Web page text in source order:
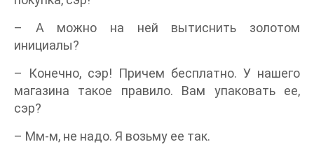
– А можно на ней вытиснить золотом
инициалы?
– Конечно, сэр! Причем бесплатно. У нашего
магазина такое правило. Вам упаковать ее,
сэр?
– Мм-м, не надо. Я возьму ее так.